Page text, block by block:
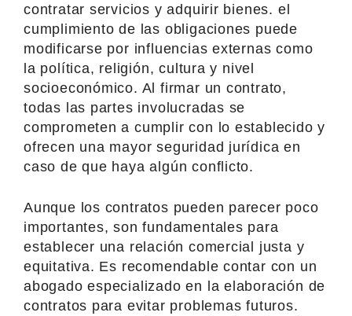
contratar servicios y adquirir bienes. el
cumplimiento de las obligaciones puede
modificarse por influencias externas como
la política, religión, cultura y nivel
socioeconómico. Al firmar un contrato,
todas las partes involucradas se
comprometen a cumplir con lo establecido y
ofrecen una mayor seguridad jurídica en
caso de que haya algún conflicto.
Aunque los contratos pueden parecer poco
importantes, son fundamentales para
establecer una relación comercial justa y
equitativa. Es recomendable contar con un
abogado especializado en la elaboración de
contratos para evitar problemas futuros.